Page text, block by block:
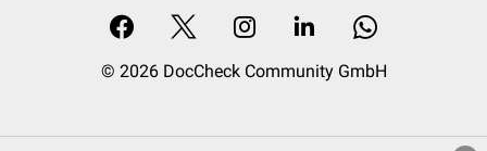
© 2026 DocCheck Community GmbH